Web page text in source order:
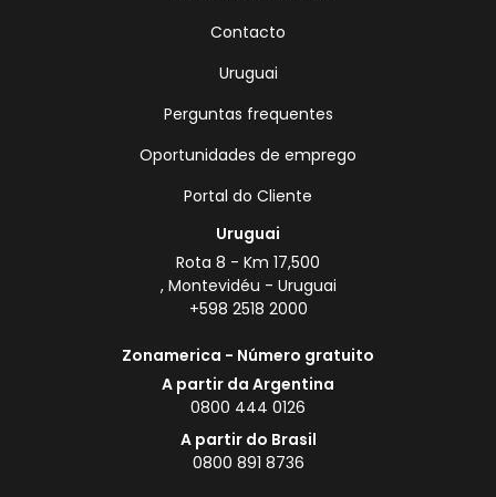
Contacto
Uruguai
Perguntas frequentes
Oportunidades de emprego
Portal do Cliente
Uruguai
Rota 8 - Km 17,500
, Montevidéu - Uruguai
+598 2518 2000
Zonamerica - Número gratuito
A partir da Argentina
0800 444 0126
A partir do Brasil
0800 891 8736